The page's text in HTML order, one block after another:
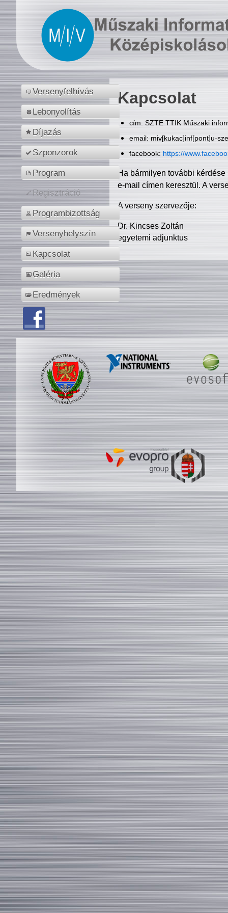
Versenyfelhívás
Lebonyolítás
Díjazás
Szponzorok
Program
Regisztráció
Programbizottság
Versenyhelyszín
Kapcsolat
Galéria
Eredmények
Kapcsolat
cím: SZTE TTIK Műszaki
email: miv[kukac]inf[pont]u-
facebook: https://
Ha bármilyen további
e-mail címen keresztül. A
A verseny szervezője:
Dr. Kincses Zoltán
egyetemi adjunktus